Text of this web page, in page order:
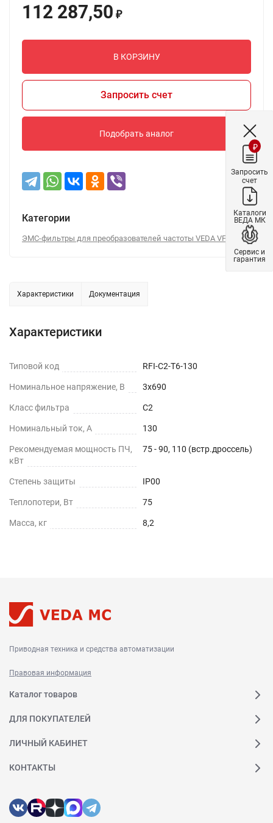
112 287,50 ₽
В КОРЗИНУ
Запросить счет
Подобрать аналог
Категории
ЭМС-фильтры для преобразователей частоты VEDA VFD
Характеристики Документация
Характеристики
Типовой код RFI-C2-T6-130
Номинальное напряжение, В 3х690
Класс фильтра С2
Номинальный ток, А 130
Рекомендуемая мощность ПЧ,
кВт
75 - 90, 110 (встр.дроссель)
Степень защиты IP00
Теплопотери, Вт 75
Масса, кг 8,2
Приводная техника и средства автоматизации
Правовая информация
Каталог товаров
ДЛЯ ПОКУПАТЕЛЕЙ
ЛИЧНЫЙ КАБИНЕТ
КОНТАКТЫ
₽
Запросить
счет
Каталоги
ВЕДА МК
Сервис и
гарантия